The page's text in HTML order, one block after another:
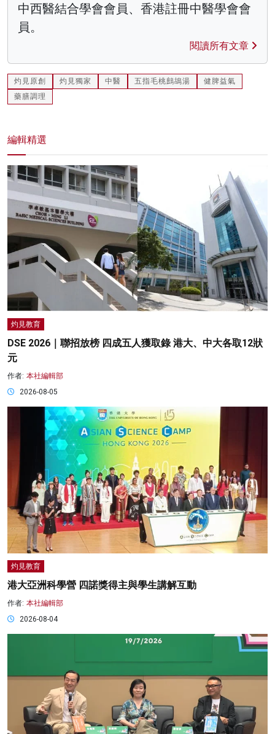
中西醫結合學會會員、香港註冊中醫學會會
員。
閱讀所有文章
灼見原創 灼見獨家 中醫 五指毛桃鷓鴣湯
健脾益氣
藥膳調理
編輯精選
灼見教育
DSE 2026｜聯招放榜 四成五人獲取錄 港大、中大各取12狀
元
作者: 本社編輯部
2026-08-05
灼見教育
港大亞洲科學營 四諾獎得主與學生講解互動
作者: 本社編輯部
2026-08-04